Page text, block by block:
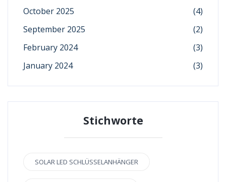
October 2025
(4)
September 2025
(2)
February 2024
(3)
January 2024
(3)
Stichworte
SOLAR LED SCHLÜSSELANHÄNGER